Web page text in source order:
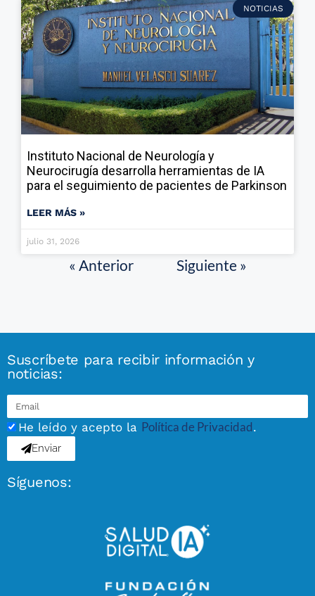
NOTICIAS
Instituto Nacional de Neurología y
Neurocirugía desarrolla herramientas de IA
para el seguimiento de pacientes de Parkinson
LEER MÁS »
julio 31, 2026
« Anterior Siguiente »
Suscríbete para recibir información y
noticias:
He leído y acepto la Política de Privacidad.
Enviar
Síguenos: